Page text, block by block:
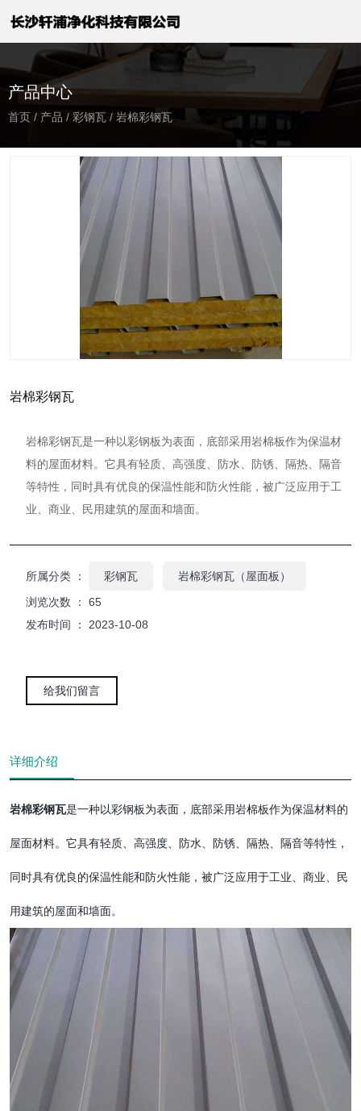
产品中心
首页 / 产品 / 彩钢瓦 / 岩棉彩钢瓦
岩棉彩钢瓦
岩棉彩钢瓦是一种以彩钢板为表面，底部采用岩棉板作为保温材
料的屋面材料。它具有轻质、高强度、防水、防锈、隔热、隔音
等特性，同时具有优良的保温性能和防火性能，被广泛应用于工
业、商业、民用建筑的屋面和墙面。
所属分类 ： 彩钢瓦
岩棉彩钢瓦（屋面板）
浏览次数 ： 65
发布时间 ： 2023-10-08
给我们留言
详细介绍
岩棉彩钢瓦是一种以彩钢板为表面，底部采用岩棉板作为保温材料的
屋面材料。它具有轻质、高强度、防水、防锈、隔热、隔音等特性，
同时具有优良的保温性能和防火性能，被广泛应用于工业、商业、民
用建筑的屋面和墙面。